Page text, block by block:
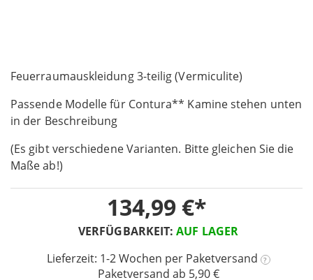
Feuerraumauskleidung 3-teilig (Vermiculite)
Passende Modelle für Contura** Kamine stehen unten
in der Beschreibung
(Es gibt verschiedene Varianten. Bitte gleichen Sie die
Maße ab!)
VERFÜGBARKEIT:AUF LAGER
Lieferzeit: 1-2 Wochen per Paketversand ?
Paketversand ab 5,90 €
134,99 €
gallery
to
beginning
of
images
gallery